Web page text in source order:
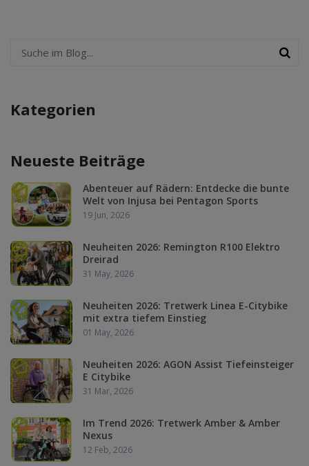
Kategorien
Neueste Beiträge
Abenteuer auf Rädern: Entdecke die bunte
Welt von Injusa bei Pentagon Sports
19 Jun, 2026
Neuheiten 2026: Remington R100 Elektro
Dreirad
31 May, 2026
Neuheiten 2026: Tretwerk Linea E-Citybike
mit extra tiefem Einstieg
01 May, 2026
Neuheiten 2026: AGON Assist Tiefeinsteiger
E Citybike
31 Mar, 2026
Im Trend 2026: Tretwerk Amber & Amber
Nexus
12 Feb, 2026